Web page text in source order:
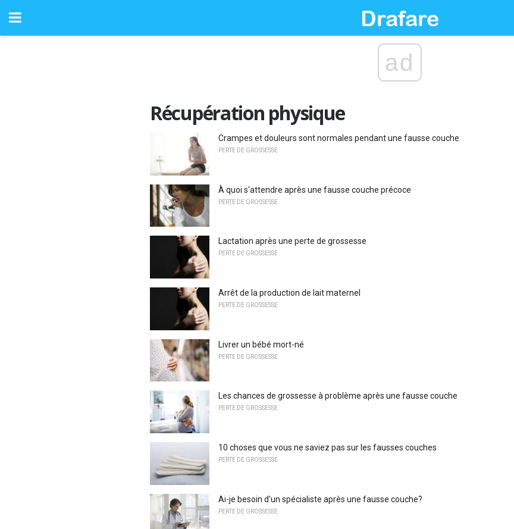
ad
Récupération physique
Crampes et douleurs sont normales pendant une fausse couche
PERTE DE GROSSESSE
À quoi s'attendre après une fausse couche précoce
PERTE DE GROSSESSE
Lactation après une perte de grossesse
PERTE DE GROSSESSE
Arrêt de la production de lait maternel
PERTE DE GROSSESSE
Livrer un bébé mort-né
PERTE DE GROSSESSE
Les chances de grossesse à problème après une fausse couche
PERTE DE GROSSESSE
10 choses que vous ne saviez pas sur les fausses couches
PERTE DE GROSSESSE
Ai-je besoin d'un spécialiste après une fausse couche?
PERTE DE GROSSESSE